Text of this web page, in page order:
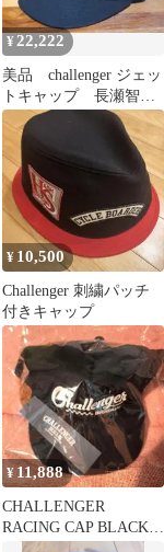
¥ 22,222
美品 challenger ジェッ
トキャップ 長瀬智
也 チャレンジャー
ブラック
¥ 10,500
Challenger 刺繍パッチ
付きキャップ
¥ 11,888
CHALLENGER
RACING CAP BLACK
長瀬智也 黒 新品